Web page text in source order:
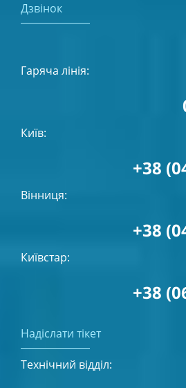
Дзвінок
Гаряча лінія:
Київ:
+38
Вінниця:
+38
Київстар:
+38
Надіслати тікет
Технічний відділ: